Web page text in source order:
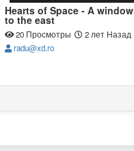
Hearts of Space - A window
to the east
20 Просмотры
2 лет Назад
radu@xd.ro